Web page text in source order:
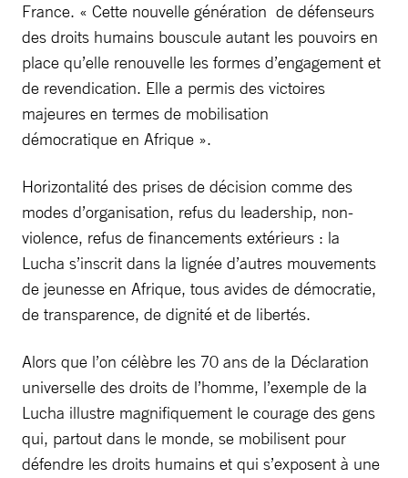
France. « Cette nouvelle génération de défenseurs
des droits humains bouscule autant les pouvoirs en
place qu’elle renouvelle les formes d’engagement et
de revendication. Elle a permis des victoires
majeures en termes de mobilisation
démocratique en Afrique ».
Horizontalité des prises de décision comme des
modes d’organisation, refus du leadership, non-
violence, refus de financements extérieurs : la
Lucha s’inscrit dans la lignée d’autres mouvements
de jeunesse en Afrique, tous avides de démocratie,
de transparence, de dignité et de libertés.
Alors que l’on célèbre les 70 ans de la Déclaration
universelle des droits de l’homme, l’exemple de la
Lucha illustre magnifiquement le courage des gens
qui, partout dans le monde, se mobilisent pour
défendre les droits humains et qui s’exposent à une